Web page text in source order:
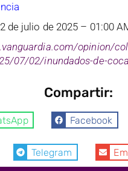
de julio de 2025 – 01:00
opinion/
07/02/inundados-de-
Compartir:
Facebook
Telegram